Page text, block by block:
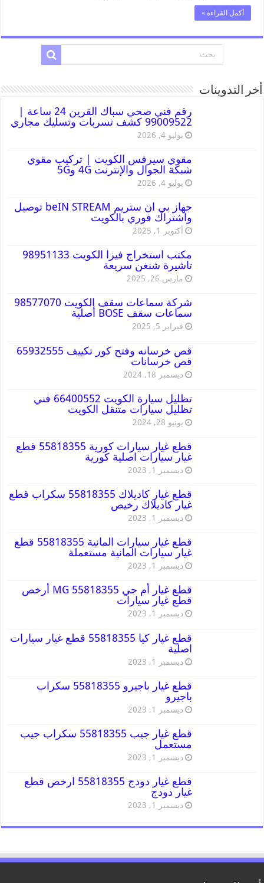
أكمل القراءة »
أخر التدوينات
رقم فني صحي سباك القرين 24 ساعة |
99009522 كشف تسربات وتسليك مجاري
يوليو 4, 2026
مقوي سيرفس الكويت | تركيب مقوي
شبكة الجوال والإنترنت 4G و5G
يوليو 4, 2026
جهاز بي ان ستريم beIN STREAM توصيل
واشتراك فوري بالكويت
أكتوبر 1, 2025
مكتب استخراج فيزا الكويت 98951133
تاشيرة شنغن سريعة
مارس 26, 2025
شركة سماعات سقف الكويت 98577070
سماعات سقف BOSE أصلية
فبراير 5, 2025
قص خرسانه وفتح كور تكييف 65932555
قص خرسانات
ديسمبر 18, 2024
تظليل سيارة الكويت 66400552 فني
تظليل سيارات متنقل الكويت
يونيو 28, 2024
قطع غيار سيارات كورية 55818355 قطع
غيار سيارات اصلية كورية
ديسمبر 1, 2023
قطع غيار كاديلاك 55818355 سكراب قطع
غيار كاديلاك رخيص
ديسمبر 1, 2023
قطع غيار سيارات المانية 55818355 قطع
غيار سيارات المانية مستعملة
ديسمبر 1, 2023
قطع غيار أم جي MG 55818355 أرخص
قطع غيار سيارات
ديسمبر 1, 2023
قطع غيار كيا 55818355 قطع غيار سيارات
اصلية
ديسمبر 1, 2023
قطع غيار باجيرو 55818355 سكراب
باجيرو
ديسمبر 1, 2023
قطع غيار جيب 55818355 سكراب جيب
مستعمل
ديسمبر 1, 2023
قطع غيار دودج 55818355 ارخص قطع
غيار دودج
ديسمبر 1, 2023